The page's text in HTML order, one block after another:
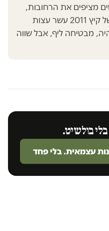
מציפים את הרחובות,
הכינה להם מנהיגת המחאה של קיץ 2011 עשר עצות
מבטיחה ליף, אבל שווה
בלי בולשיט.
עצמאית. בלי פחד